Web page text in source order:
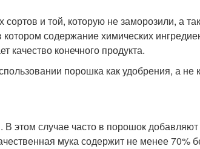
и той, которую не заморозили, а
содержание химических
качество конечного продукта.
порошка как удобрения, а не
этом случае часто в порошок добавляют
мука содержит не менее 70%